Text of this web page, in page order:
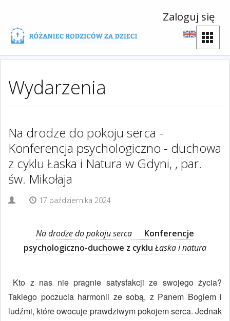
Zaloguj się
Wydarzenia
Na drodze do pokoju serca -
Konferencja psychologiczno - duchowa
z cyklu Łaska i Natura w Gdyni, , par.
św. Mikołaja
17 października 2024
Na drodze do pokoju serca Konferencje
psychologiczno-duchowe z cyklu Łaska i natura
Kto z nas nie pragnie satysfakcji ze swojego życia?
Takiego poczucia harmonii ze sobą, z Panem Bogiem i
ludźmi, które owocuje prawdziwym pokojem serca. Jednak